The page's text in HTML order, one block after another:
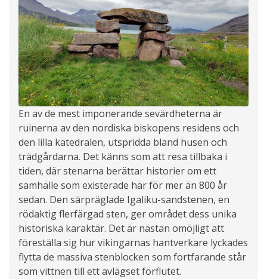
En av de mest imponerande sevärdheterna är
ruinerna av den nordiska biskopens residens och
den lilla katedralen, utspridda bland husen och
trädgårdarna. Det känns som att resa tillbaka i
tiden, där stenarna berättar historier om ett
samhälle som existerade här för mer än 800 år
sedan. Den särpräglade Igaliku-sandstenen, en
rödaktig flerfärgad sten, ger området dess unika
historiska karaktär. Det är nästan omöjligt att
föreställa sig hur vikingarnas hantverkare lyckades
flytta de massiva stenblocken som fortfarande står
som vittnen till ett avlägset förflutet.